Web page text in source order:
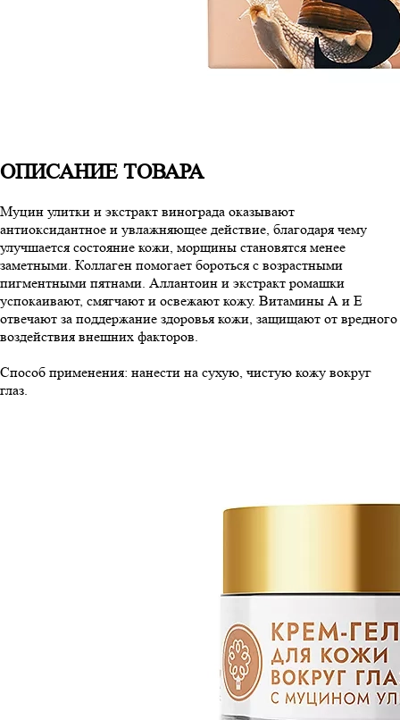
ОПИСАНИЕ ТОВАРА
Муцин улитки и экстракт винограда оказывают
антиоксидантное и увлажняющее действие, благодаря чему
улучшается состояние кожи, морщины становятся менее
заметными. Коллаген помогает бороться с возрастными
пигментными пятнами. Аллантоин и экстракт ромашки
успокаивают, смягчают и освежают кожу. Витамины А и Е
отвечают за поддержание здоровья кожи, защищают от вредного
воздействия внешних факторов.
Способ применения: нанести на сухую, чистую кожу вокруг
глаз.